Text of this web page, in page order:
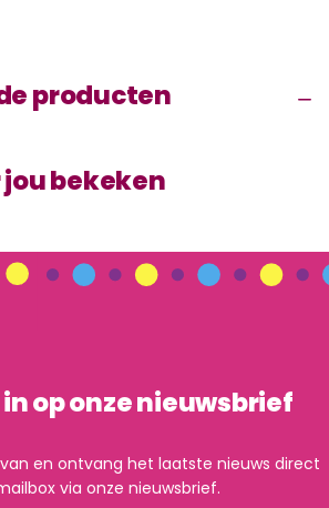
producten
jou bekeken
op onze nieuwsbrief
en ontvang het laatste nieuws direct
via onze nieuwsbrief.